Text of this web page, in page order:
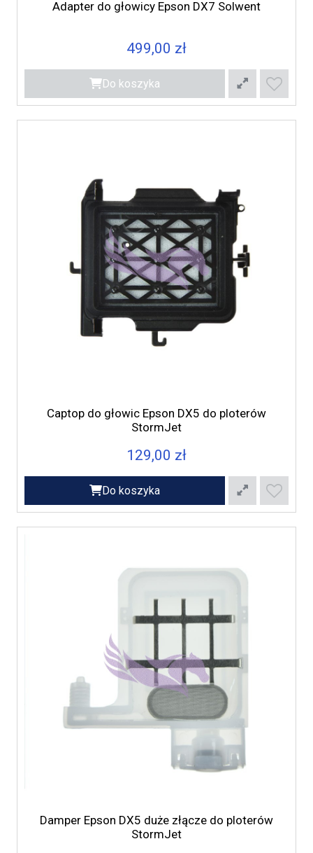
Adapter do głowicy Epson DX7 Solwent
499,00 zł
Do koszyka
Captop do głowic Epson DX5 do ploterów
StormJet
129,00 zł
Do koszyka
Damper Epson DX5 duże złącze do ploterów
StormJet